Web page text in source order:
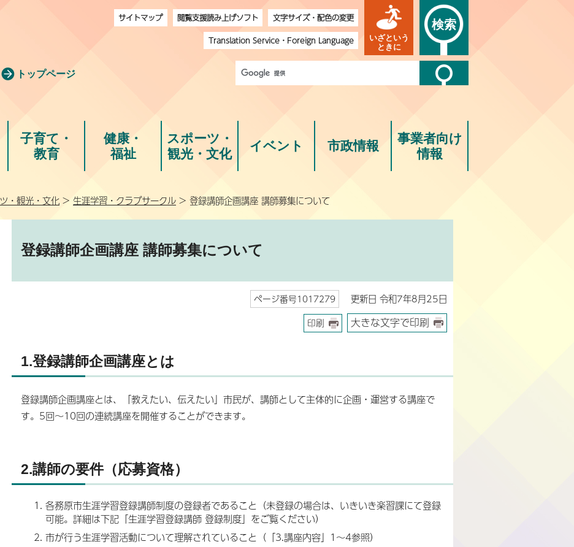
トップページ
サイトマップ 閲覧支援読み上げソフト
文字サイズ・配色の変更
Translation Service・ Foreign Language
いざという
ときに
検索
子育て・
教育
健康・
福祉
スポーツ・
観光・文化
イベント 市政情報
事業者向け
情報
・観光・文化 > 生涯学習・クラブサークル > 登録講師企画講座 講師募集について
登録講師企画講座 講師募集について
ページ番号1017279 更新日 令和7年8月25日
印刷 大きな文字で印刷
1.登録講師企画講座とは
登録講師企画講座とは、「教えたい、伝えたい」市民が、講師として主体的に企画・運営する講座で
す。5回～10回の連続講座を開催することができます。
2.講師の要件（応募資格）
各務原市生涯学習登録講師制度の登録者であること（未登録の場合は、いきいき楽習課にて登録
可能。詳細は下記「生涯学習登録講師 登録制度」をご覧ください）
市が行う生涯学習活動について理解されていること（「3.講座内容」1～4参照）